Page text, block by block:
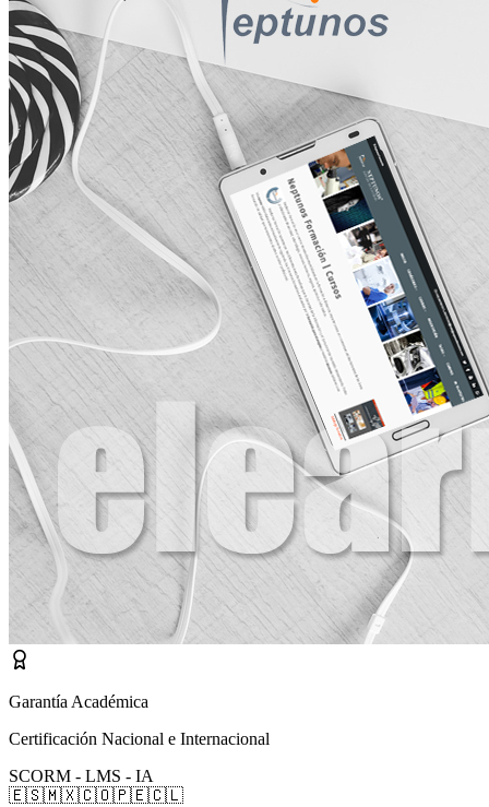
Garantía Académica
Certificación Nacional e Internacional
SCORM - LMS - IA
🇪🇸🇲🇽🇨🇴🇵🇪🇨🇱